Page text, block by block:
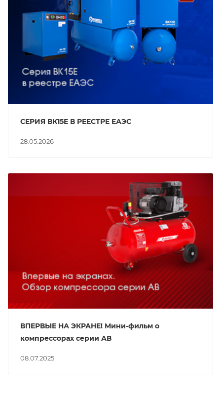
28.05.2026
СЕРИЯ ВК15Е В РЕЕСТРЕ ЕАЭС
08.07.2025
ВПЕРВЫЕ НА ЭКРАНЕ! Мини-фильм о
компрессорах серии АВ